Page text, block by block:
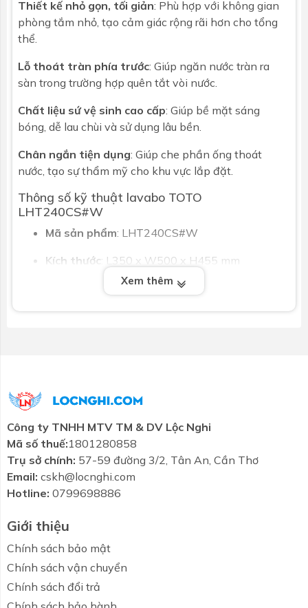
Thiết kế nhỏ gọn, tối giản: Phù hợp với không gian
phòng tắm nhỏ, tạo cảm giác rộng rãi hơn cho tổng
thể.
Lỗ thoát tràn phía trước: Giúp ngăn nước tràn ra
sàn trong trường hợp quên tắt vòi nước.
Chất liệu sứ vệ sinh cao cấp: Giúp bề mặt sáng
bóng, dễ lau chùi và sử dụng lâu bền.
Chân ngắn tiện dụng: Giúp che phần ống thoát
nước, tạo sự thẩm mỹ cho khu vực lắp đặt.
Thông số kỹ thuật lavabo TOTO
LHT240CS#W
Mã sản phẩm: LHT240CS#W
Kích thước: L350 x W500 x H455 mm
: Sứ vệ sinh cao cấp
Màu sắc: Trắng
Ưu điểm của chậu rửa TOTO LHT240CS#W
Phù hợp với nhà vệ sinh phụ, phòng tắm nhỏ
Chất liệu bền, bề mặt sáng đẹp lâu dài
Tăng tính thẩm mỹ và tiện nghi cho không gian
Câu hỏi thường gặp về lavabo TOTO
LHT240CS#W
Chậu có dễ lắp đặt không?
Có. Thiết kế đơn giản phù hợp với nhiều loại tường và
vị trí lắp đặt khác nhau.
Xem thêm
Công ty TNHH MTV TM & DV Lộc Nghi
Mã số thuế:1801280858
Trụ sở chính: 57-59 đường 3/2, Tân An, Cần Thơ
Email: cskh@locnghi.com
Hotline: 0799698886
Giới thiệu
Chính sách bảo mật
Chính sách vận chuyển
Chính sách đổi trả